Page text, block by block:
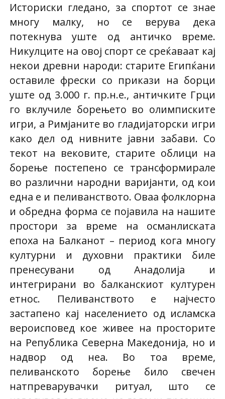
Историски гледано, за спортот се знае
многу малку, но се верува дека
потекнува уште од античко време.
Никулците на овој спорт се среќаваат кај
некои древни народи: старите Египќани
оставиле фрески со прикази на борци
уште од 3.000 г. пр.н.е., античките Грци
го вклучиле борењето во олимписките
игри, а Римјаните во гладијаторски игри
како дел од нивните јавни забави. Со
текот на вековите, старите облици на
борење постепено се трансформирале
во различни народни варијанти, од кои
една е и пеливанството. Оваа фолклорна
и обредна форма се појавила на нашите
простори за време на османлиската
епоха на Балканот – период кога многу
културни и духовни практики биле
пренесувани од Анадолија и
интегрирани во балканскиот културен
етнос. Пеливанството е најчесто
застапено кај населението од исламска
вероисповед кое живее на просторите
на Република Северна Македонија, но и
надвор од неа. Во тоа време,
пеливанското борење било свечен
натпреварувачки ритуал, што се